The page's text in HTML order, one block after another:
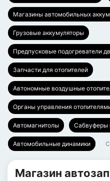
Магазины автомобильных
Грузовые аккумуляторы
Предпусковые подогреватели
Запчасти для отопителей
Автономные воздушные
Органы управления
Автомагнитолы Сабвуферы
Автомобильные динамики
Магазин